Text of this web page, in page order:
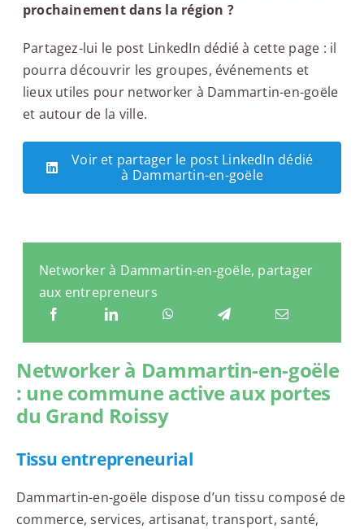
prochainement dans la région ?
Partagez-lui le post LinkedIn dédié à cette page : il
pourra découvrir les groupes, événements et
lieux utiles pour networker à Dammartin-en-goële
et autour de la ville.
Voir et partager le post LinkedIn dédié
à Dammartin-en-goële
Networker à Dammartin-en-goële, partager
aux entrepreneurs
Networker à Dammartin-en-goële
: une commune active aux portes
du Grand Roissy
Tissu entrepreneurial
Dammartin-en-goële dispose d’un tissu composé de
commerce, services, artisanat, transport, santé,